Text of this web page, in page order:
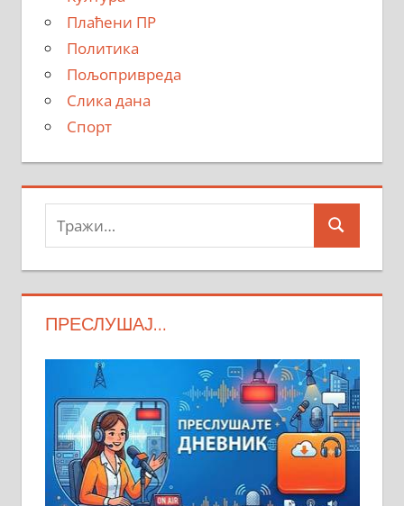
Плаћени ПР
Политика
Пољопривреда
Слика дана
Спорт
Тражи:
Search
ПРЕСЛУШАЈ…